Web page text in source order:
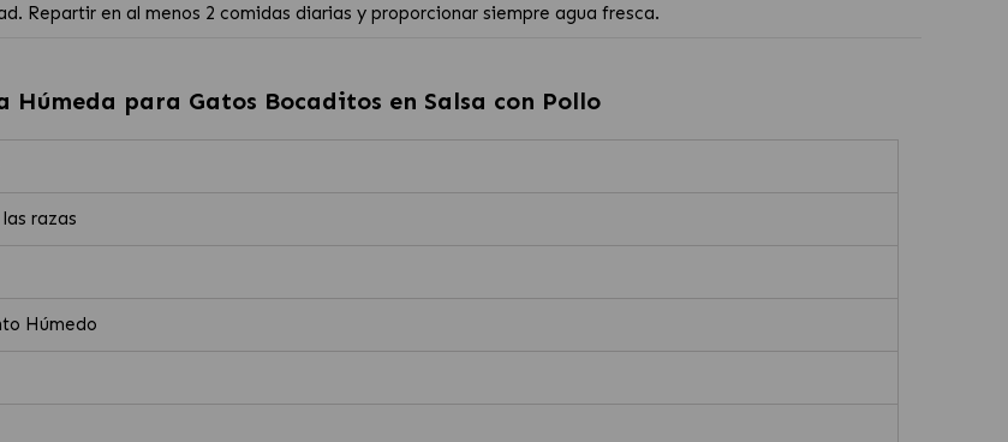
Repartir en al menos 2 comidas diarias y proporcionar siempre agua fresca.
Húmeda para Gatos Bocaditos en Salsa con Pollo
razas
Húmedo